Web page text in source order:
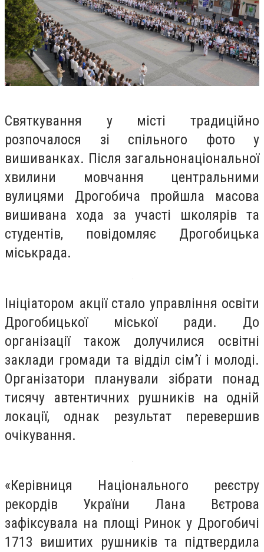
Святкування у місті традиційно
розпочалося зі спільного фото у
вишиванках. Після загальнонаціональної
хвилини мовчання центральними
вулицями Дрогобича пройшла масова
вишивана хода за участі школярів та
студентів, повідомляє Дрогобицька
міськрада.
Ініціатором акції стало управління освіти
Дрогобицької міської ради. До
організації також долучилися освітні
заклади громади та відділ сім’ї і молоді.
Організатори планували зібрати понад
тисячу автентичних рушників на одній
локації, однак результат перевершив
очікування.
«Керівниця Національного реєстру
рекордів України Лана Вєтрова
зафіксувала на площі Ринок у Дрогобичі
1713 вишитих рушників та підтвердила